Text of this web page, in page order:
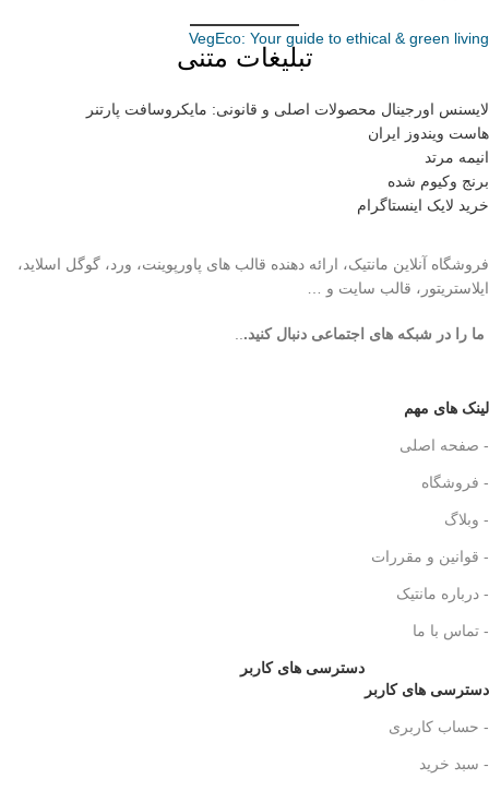
VegEco: Your guide to ethical & green living
تبلیغات متنی
لایسنس اورجینال محصولات اصلی و قانونی: مایکروسافت پارتنر
هاست ویندوز ایران
انیمه مرتد
برنج وکیوم شده
خرید لایک اینستاگرام
فروشگاه آنلاین مانتیک، ارائه دهنده قالب های پاورپوینت، ورد، گوگل اسلاید،
ایلاستریتور، قالب سایت و …
ما را در شبکه های اجتماعی دنبال کنید.
لینک های مهم
- صفحه اصلی
- فروشگاه
- وبلاگ
- قوانین و مقررات
- درباره مانتیک
- تماس با ما
دسترسی های کاربر
دسترسی های کاربر
- حساب کاربری
- سبد خرید